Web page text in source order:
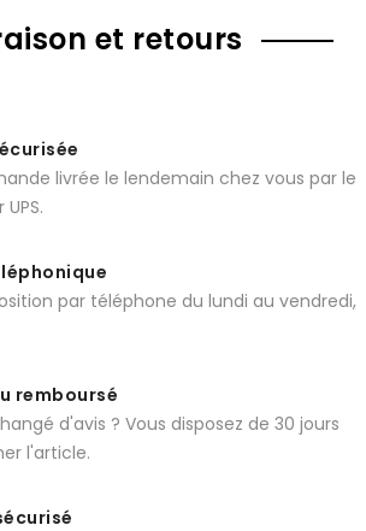
et retours
livrée le lendemain chez vous par le
par téléphone du lundi au vendredi,
remboursé
d'avis ? Vous disposez de 30 jours
l'article.